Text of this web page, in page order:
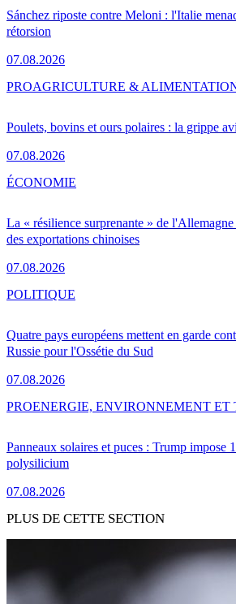
Sánchez riposte contre Meloni : l'Italie
rétorsion
07.08.2026
Poulets, bovins et ours polaires : la grippe
07.08.2026
PROAGRICULTURE &
La « résilience surprenante » de l'Allemagne
des exportations chinoises
07.08.2026
ÉCONOMIE
Quatre pays européens mettent en garde
Russie pour l'Ossétie du Sud
07.08.2026
POLITIQUE
Panneaux solaires et puces : Trump impose
polysilicium
07.08.2026
PROENERGIE, ENVIRONNEMENT ET
PLUS DE CETTE SECTION